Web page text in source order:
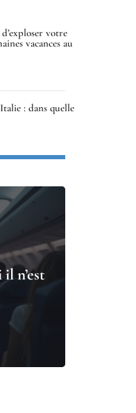
votre
vacances au
: dans quelle
n’est